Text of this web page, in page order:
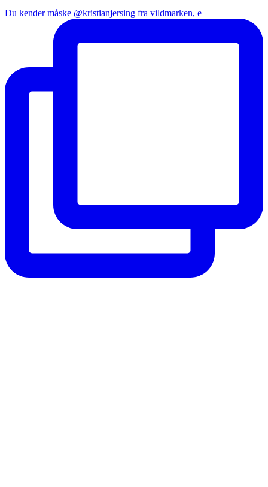
Du kender måske @kristianjersing fra vildmarken, e